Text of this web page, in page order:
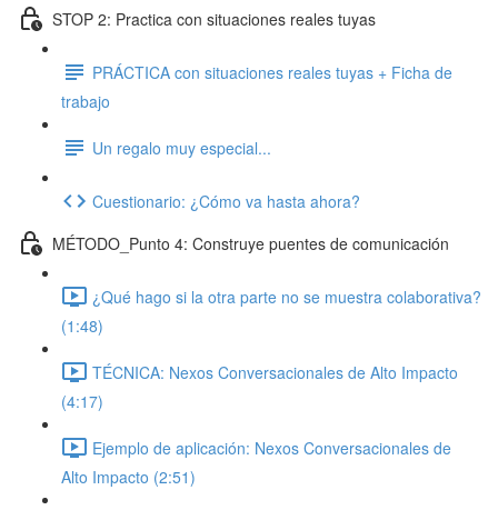
STOP 2: Practica con situaciones reales tuyas
PRÁCTICA con situaciones reales tuyas + Ficha de
trabajo
Un regalo muy especial...
Cuestionario: ¿Cómo va hasta ahora?
MÉTODO_Punto 4: Construye puentes de comunicación
¿Qué hago si la otra parte no se muestra colaborativa?
(1:48)
TÉCNICA: Nexos Conversacionales de Alto Impacto
(4:17)
Ejemplo de aplicación: Nexos Conversacionales de
Alto Impacto (2:51)